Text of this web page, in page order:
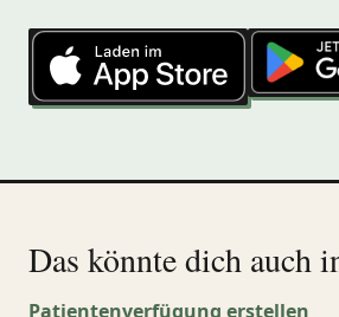
Das könnte dich auch
Patientenverfügung erstellen